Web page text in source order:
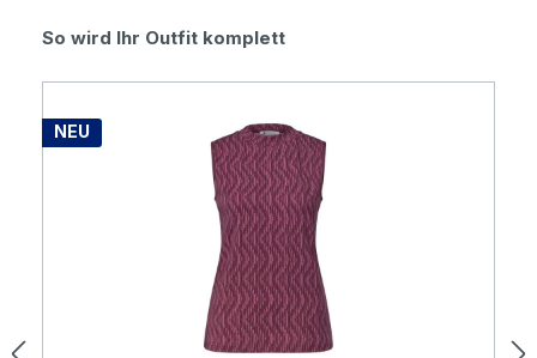
Produktgalerie überspringen
So wird Ihr Outfit komplett
NEU